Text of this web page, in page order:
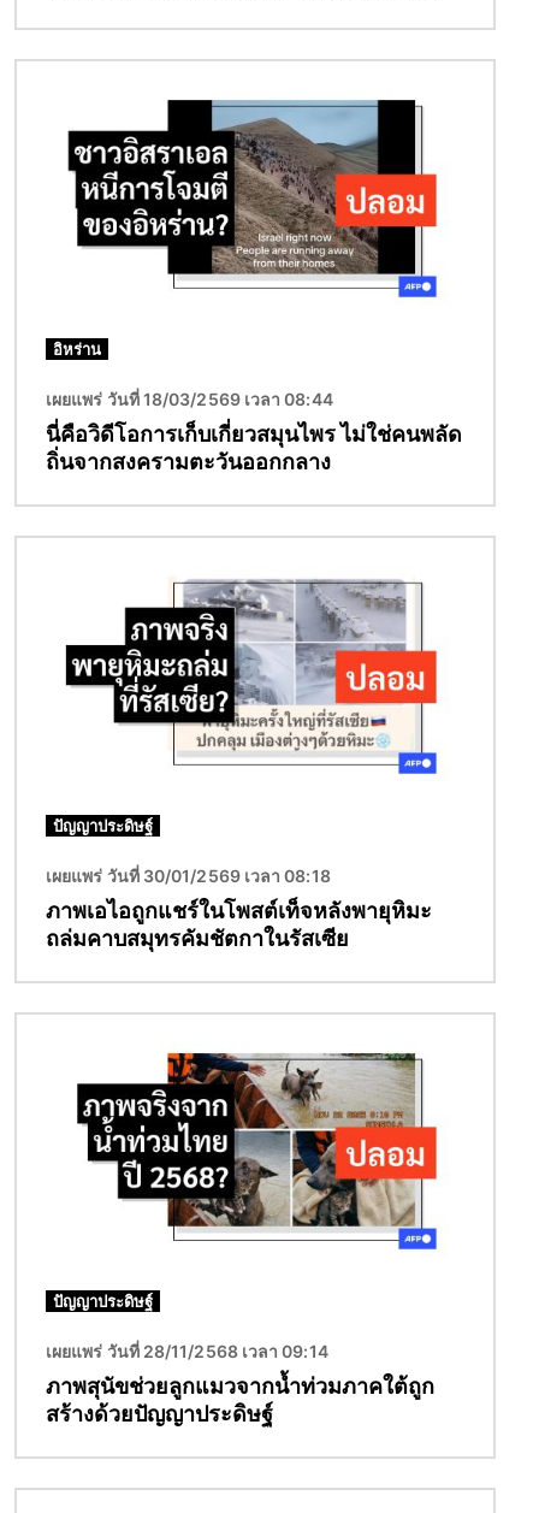
อิหร่าน
เผยแพร่ วันที่ 18/03/2569 เวลา 08:44
นี่คือวิดีโอการเก็บเกี่ยวสมุนไพร ไม่ใช่คนพลัด
ถิ่นจากสงครามตะวันออกกลาง
ปัญญาประดิษฐ์
เผยแพร่ วันที่ 30/01/2569 เวลา 08:18
ภาพเอไอถูกแชร์ในโพสต์เท็จหลังพายุหิมะ
ถล่มคาบสมุทรคัมชัตกาในรัสเซีย
ปัญญาประดิษฐ์
เผยแพร่ วันที่ 28/11/2568 เวลา 09:14
ภาพสุนัขช่วยลูกแมวจากน้ำท่วมภาคใต้ถูก
สร้างด้วยปัญญาประดิษฐ์